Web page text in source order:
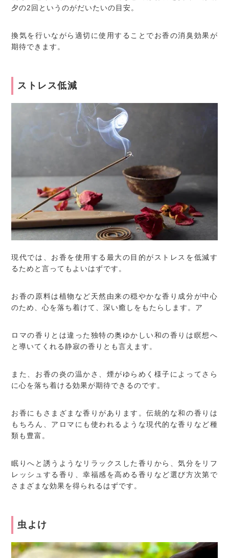
夕の2回というのがだいたいの目安。
換気を行いながら適切に使用することでお香の消臭効果が
期待できます。
ストレス低減
現代では、お香を使用する最大の目的がストレスを低減す
るためと言ってもよいはずです。
お香の原料は植物など天然由来の穏やかな香り成分が中心
のため、心を落ち着けて、深い癒しをもたらします。ア
ロマの香りとは違った独特の奥ゆかしい和の香りは瞑想へ
と導いてくれる静寂の香りとも言えます。
また、お香の炎の温かさ、煙がゆらめく様子によってさら
に心を落ち着ける効果が期待できるのです。
お香にもさまざまな香りがあります。伝統的な和の香りは
もちろん、アロマにも使われるような現代的な香りなど種
類も豊富。
眠りへと誘うようなリラックスした香りから、気分をリフ
レッシュする香り、幸福感を高める香りなど選び方次第で
さまざまな効果を得られるはずです。
虫よけ